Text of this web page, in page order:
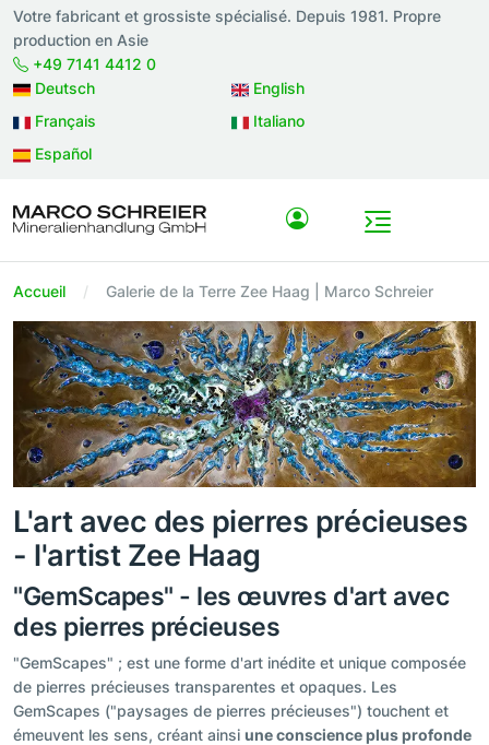
Votre fabricant et grossiste spécialisé. Depuis 1981. Propre
production en Asie
+49 7141 4412 0
Deutsch
English
Français
Italiano
Español
Accueil Galerie de la Terre Zee Haag | Marco Schreier
L'art avec des pierres précieuses
- l'artist Zee Haag
"GemScapes" - les œuvres d'art avec
des pierres précieuses
"GemScapes" ; est une forme d'art inédite et unique composée
de pierres précieuses transparentes et opaques. Les
GemScapes ("paysages de pierres précieuses") touchent et
émeuvent les sens, créant ainsi une conscience plus profonde